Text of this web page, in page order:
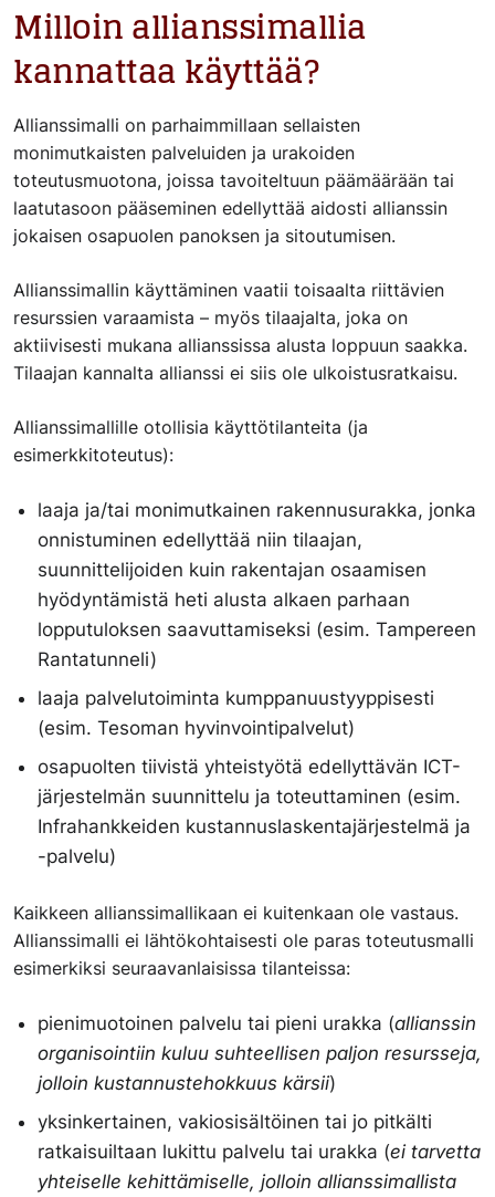
Milloin allianssimallia
kannattaa käyttää?
Allianssimalli on parhaimmillaan sellaisten
monimutkaisten palveluiden ja urakoiden
toteutusmuotona, joissa tavoiteltuun päämäärään tai
laatutasoon pääseminen edellyttää aidosti allianssin
jokaisen osapuolen panoksen ja sitoutumisen.
Allianssimallin käyttäminen vaatii toisaalta riittävien
resurssien varaamista – myös tilaajalta, joka on
aktiivisesti mukana allianssissa alusta loppuun saakka.
Tilaajan kannalta allianssi ei siis ole ulkoistusratkaisu.
Allianssimallille otollisia käyttötilanteita (ja
esimerkkitoteutus):
laaja ja/tai monimutkainen rakennusurakka, jonka
onnistuminen edellyttää niin tilaajan,
suunnittelijoiden kuin rakentajan osaamisen
hyödyntämistä heti alusta alkaen parhaan
lopputuloksen saavuttamiseksi (esim. Tampereen
Rantatunneli)
laaja palvelutoiminta kumppanuustyyppisesti
(esim. Tesoman hyvinvointipalvelut)
osapuolten tiivistä yhteistyötä edellyttävän ICT-
järjestelmän suunnittelu ja toteuttaminen (esim.
Infrahankkeiden kustannuslaskentajärjestelmä ja
-palvelu)
Kaikkeen allianssimallikaan ei kuitenkaan ole vastaus.
Allianssimalli ei lähtökohtaisesti ole paras toteutusmalli
esimerkiksi seuraavanlaisissa tilanteissa:
pienimuotoinen palvelu tai pieni urakka (allianssin
organisointiin kuluu suhteellisen paljon resursseja,
jolloin kustannustehokkuus kärsii)
yksinkertainen, vakiosisältöinen tai jo pitkälti
ratkaisuiltaan lukittu palvelu tai urakka (ei tarvetta
yhteiselle kehittämiselle, jolloin allianssimallista